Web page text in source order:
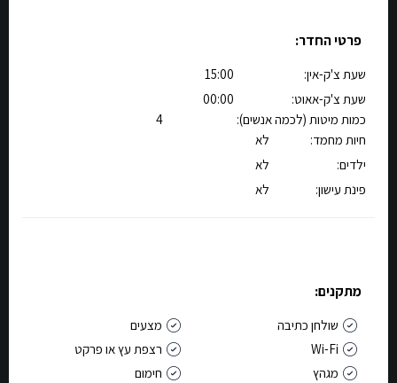
פרטי החדר:
שעת צ'ק-אין:
15:00
שעת צ'ק-אאוט:
00:00
כמות מיטות (לכמה אנשים):
4
חיות מחמד:
לא
ילדים:
לא
פינת עישון:
לא
מתקנים:
שולחן כתיבה
מצעים
Wi-Fi
רצפת עץ או פרקט
מגהץ
חימום